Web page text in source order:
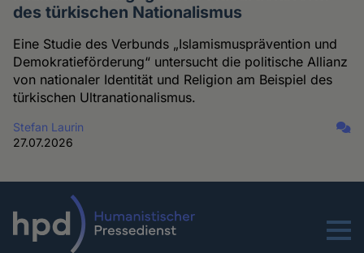
des türkischen Nationalismus
Eine Studie des Verbunds „Islamismusprävention und
Demokratieförderung“ untersucht die politische Allianz
von nationaler Identität und Religion am Beispiel des
türkischen Ultranationalismus.
Stefan Laurin
27.07.2026
Menu